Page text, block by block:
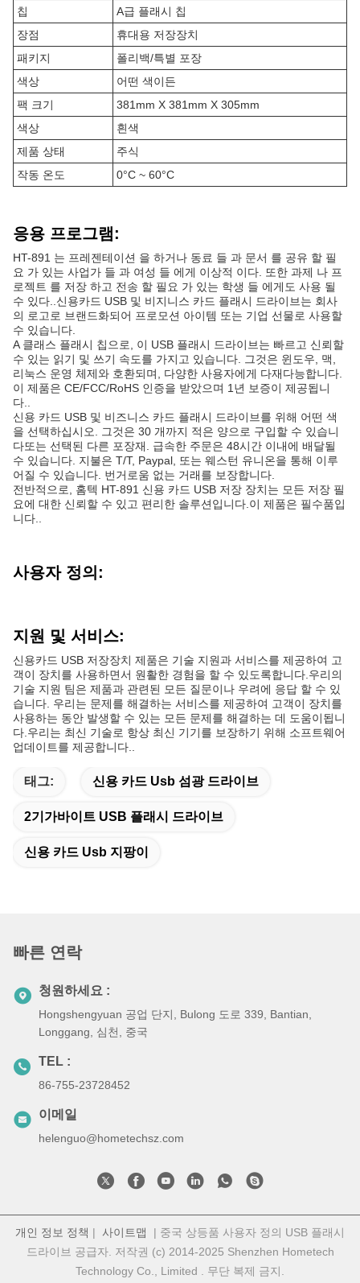
칩
A급 플래시 칩
장점
휴대용 저장장치
패키지
폴리백/특별 포장
색상
어떤 색이든
팩 크기
381mm X 381mm X 305mm
색상
흰색
제품 상태
주식
작동 온도
0°C ~ 60°C
응용 프로그램:
HT-891 는 프레젠테이션 을 하거나 동료 들 과 문서 를 공유 할 필
요 가 있는 사업가 들 과 여성 들 에게 이상적 이다. 또한 과제 나 프
로젝트 를 저장 하고 전송 할 필요 가 있는 학생 들 에게도 사용 될
수 있다..신용카드 USB 및 비지니스 카드 플래시 드라이브는 회사
의 로고로 브랜드화되어 프로모션 아이템 또는 기업 선물로 사용할
수 있습니다.
A 클래스 플래시 칩으로, 이 USB 플래시 드라이브는 빠르고 신뢰할
수 있는 읽기 및 쓰기 속도를 가지고 있습니다. 그것은 윈도우, 맥,
리눅스 운영 체제와 호환되며, 다양한 사용자에게 다재다능합니다.
이 제품은 CE/FCC/RoHS 인증을 받았으며 1년 보증이 제공됩니
다..
신용 카드 USB 및 비즈니스 카드 플래시 드라이브를 위해 어떤 색
을 선택하십시오. 그것은 30 개까지 적은 양으로 구입할 수 있습니
다또는 선택된 다른 포장재. 급속한 주문은 48시간 이내에 배달될
수 있습니다. 지불은 T/T, Paypal, 또는 웨스턴 유니온을 통해 이루
어질 수 있습니다. 번거로움 없는 거래를 보장합니다.
전반적으로, 홈텍 HT-891 신용 카드 USB 저장 장치는 모든 저장 필
요에 대한 신뢰할 수 있고 편리한 솔루션입니다.이 제품은 필수품입
니다..
사용자 정의:
지원 및 서비스:
신용카드 USB 저장장치 제품은 기술 지원과 서비스를 제공하여 고
객이 장치를 사용하면서 원활한 경험을 할 수 있도록합니다.우리의
기술 지원 팀은 제품과 관련된 모든 질문이나 우려에 응답 할 수 있
습니다. 우리는 문제를 해결하는 서비스를 제공하여 고객이 장치를
사용하는 동안 발생할 수 있는 모든 문제를 해결하는 데 도움이됩니
다.우리는 최신 기술로 항상 최신 기기를 보장하기 위해 소프트웨어
업데이트를 제공합니다..
태그: 신용 카드 Usb 섬광 드라이브
2기가바이트 USB 플래시 드라이브
신용 카드 Usb 지팡이
빠른 연락
청원하세요 :
Hongshengyuan 공업 단지, Bulong 도로 339, Bantian,
Longgang, 심천, 중국
TEL :
86-755-23728452
이메일
helenguo@hometechsz.com
개인 정보 정책 | 사이트맵
| 중국 상등품 사용자 정의 USB 플래시
드라이브 공급자. 저작권 (c) 2014-2025 Shenzhen Hometech
Technology Co., Limited . 무단 복제 금지.